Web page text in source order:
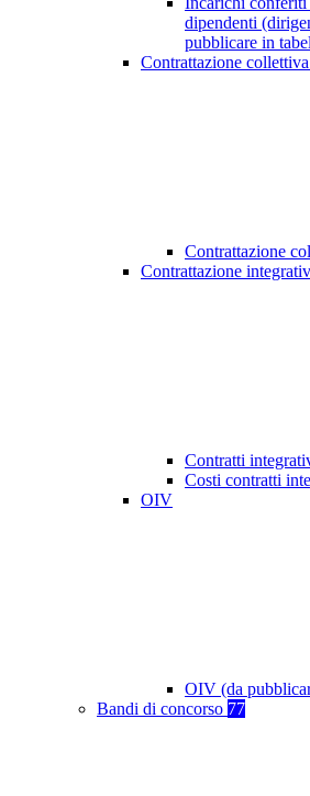
dipendenti
pubblicare in
Contrattazione collettiva
Contrattazione
Contrattazione
Contratti
Costi contratti
OIV
OIV (da
Bandi di concorso 77